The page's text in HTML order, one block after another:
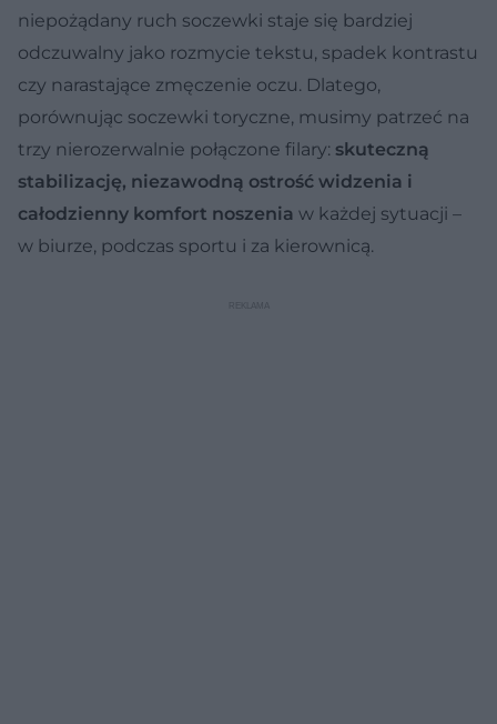
niepożądany ruch soczewki staje się bardziej
odczuwalny jako rozmycie tekstu, spadek kontrastu
czy narastające zmęczenie oczu. Dlatego,
porównując soczewki toryczne, musimy patrzeć na
trzy nierozerwalnie połączone filary: skuteczną
stabilizację, niezawodną ostrość widzenia i
całodzienny komfort noszenia w każdej sytuacji –
w biurze, podczas sportu i za kierownicą.